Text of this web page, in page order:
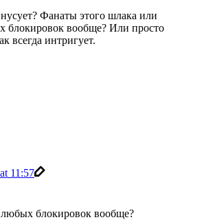
Фанаты этого шлака или
блокировок вообще? Или просто
всегда интригует.
11:57
блокировок вообще?